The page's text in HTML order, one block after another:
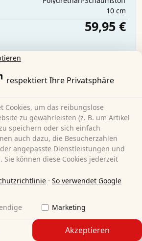
10 cm
59,95 €
Mehr erfahren
respektiert Ihre Privatsphäre
Cookies, um das reibungslose
zu gewährleisten (z. B. um Artikel
speichern oder sich einfach
auch dazu, die Besucherzahlen
angepasste Dienstleistungen und
können diese Cookies jederzeit
· So verwendet Google
Marketing
Akzeptieren